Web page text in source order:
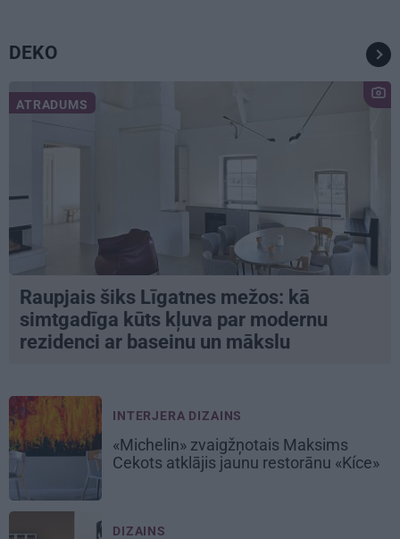
DEKO
ATRADUMS
Raupjais šiks Līgatnes mežos: kā
simtgadīga kūts kļuva par modernu
rezidenci ar baseinu un mākslu
INTERJERA DIZAINS
«Michelin» zvaigžņotais Maksims
Cekots atklājis jaunu restorānu «Kíce»
DIZAINS